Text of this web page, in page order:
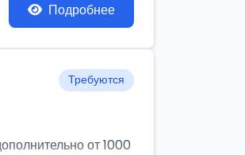
Подробнее
Требуются
от 1000